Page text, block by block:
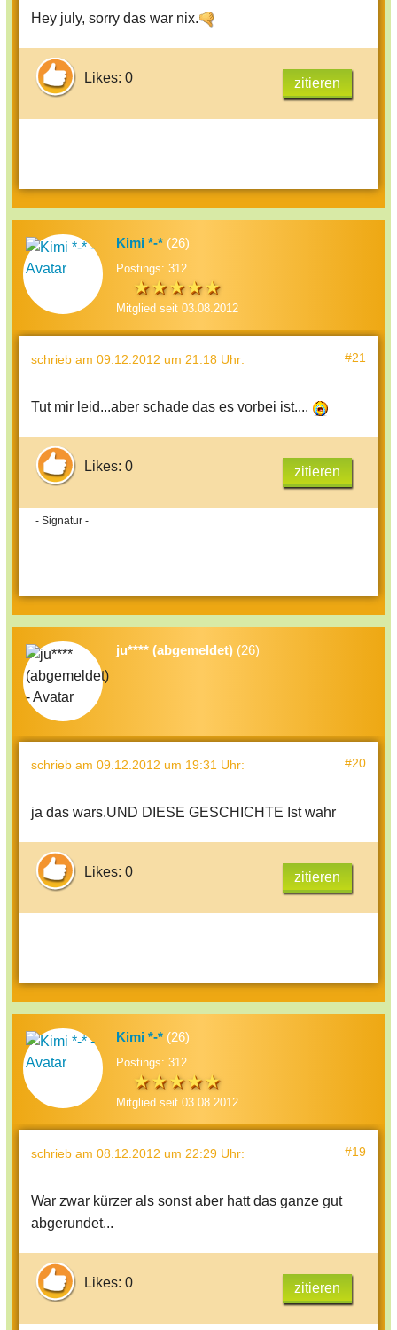
Hey july, sorry das war nix.
Likes: 0 zitieren
Kimi *-* (26)
Postings: 312
Mitglied seit 03.08.2012
schrieb am 09.12.2012 um 21:18 Uhr: #21
Tut mir leid...aber schade das es vorbei ist....
Likes: 0 zitieren
- Signatur -
ju**** (abgemeldet) (26)
schrieb am 09.12.2012 um 19:31 Uhr: #20
ja das wars.UND DIESE GESCHICHTE Ist wahr
Likes: 0 zitieren
Kimi *-* (26)
Postings: 312
Mitglied seit 03.08.2012
schrieb am 08.12.2012 um 22:29 Uhr: #19
War zwar kürzer als sonst aber hatt das ganze gut
abgerundet...
Likes: 0 zitieren